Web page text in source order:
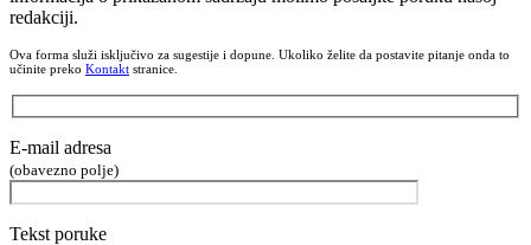
redakciji.
Ova forma služi isključivo za sugestije i dopune. Ukoliko želite da postavite pitanje onda to
učinite preko Kontakt stranice.
E-mail adresa
(obavezno polje)
Tekst poruke